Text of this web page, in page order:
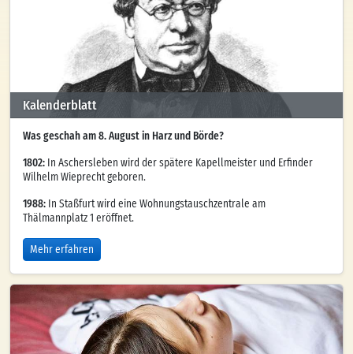
Kalenderblatt
Was geschah am 8. August in Harz und Börde?
1802: In Aschersleben wird der spätere Kapellmeister und Erfinder
Wilhelm Wieprecht geboren.
1988: In Staßfurt wird eine Wohnungstauschzentrale am
Thälmannplatz 1 eröffnet.
Mehr erfahren